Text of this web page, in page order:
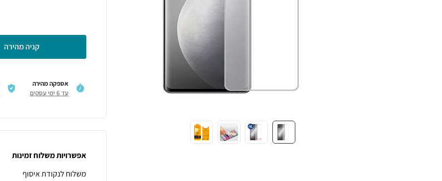
קניה מהירה
אספקה מהירה
עד 6 ימי עסקים
אפשרויות משלוח זמינות
משלוח לנקודת איסוף